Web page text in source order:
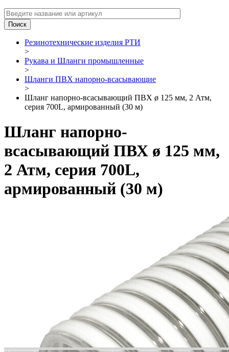
Резинотехнические изделия РТИ
>
Рукава и Шланги промышленные
>
Шланги ПВХ напорно-всасывающие
>
Шланг напорно-всасывающий ПВХ ø 125 мм, 2 Атм,
серия 700L, армированный (30 м)
Шланг напорно-
всасывающий ПВХ ø 125 мм,
2 Атм, серия 700L,
армированный (30 м)